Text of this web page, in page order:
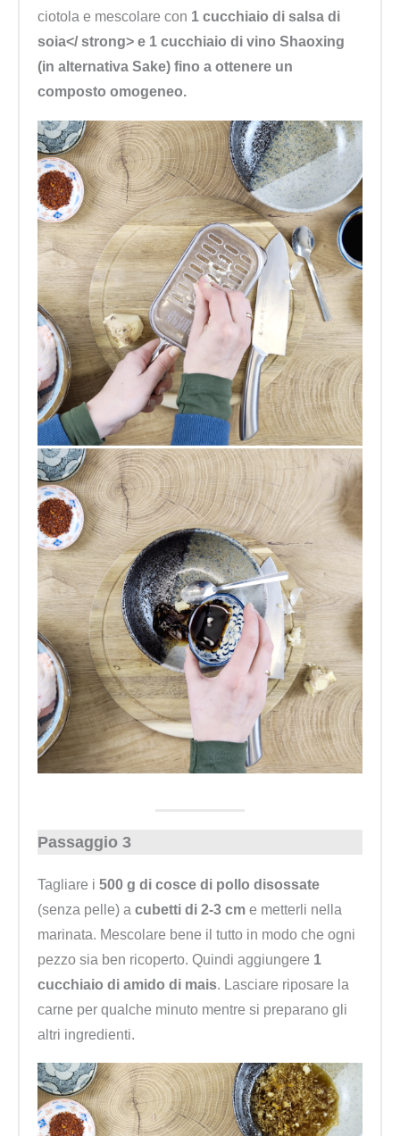
ciotola e mescolare con 1 cucchiaio di salsa di
soia</ strong> e 1 cucchiaio di vino Shaoxing
(in alternativa Sake) fino a ottenere un
composto omogeneo.
Passaggio 3
Tagliare i 500 g di cosce di pollo disossate
(senza pelle) a cubetti di 2-3 cm e metterli nella
marinata. Mescolare bene il tutto in modo che ogni
pezzo sia ben ricoperto. Quindi aggiungere 1
cucchiaio di amido di mais. Lasciare riposare la
carne per qualche minuto mentre si preparano gli
altri ingredienti.